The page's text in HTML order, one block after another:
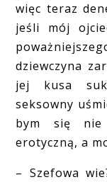
więc teraz
jeśli mój
dziewczyna
jej kusa
seksowny
bym się nie
erotyczną, a
– Szefowa